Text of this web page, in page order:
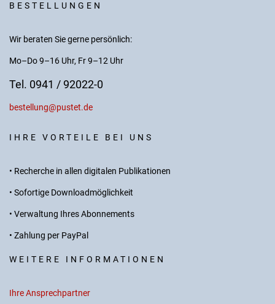
BESTELLUNGEN
Wir beraten Sie gerne persönlich:
Mo–Do 9–16 Uhr, Fr 9–12 Uhr
Tel. 0941 / 92022-0
bestellung@pustet.de
IHRE VORTEILE BEI UNS
• Recherche in allen digitalen Publikationen
• Sofortige Downloadmöglichkeit
• Verwaltung Ihres Abonnements
• Zahlung per PayPal
WEITERE INFORMATIONEN
Ihre Ansprechpartner